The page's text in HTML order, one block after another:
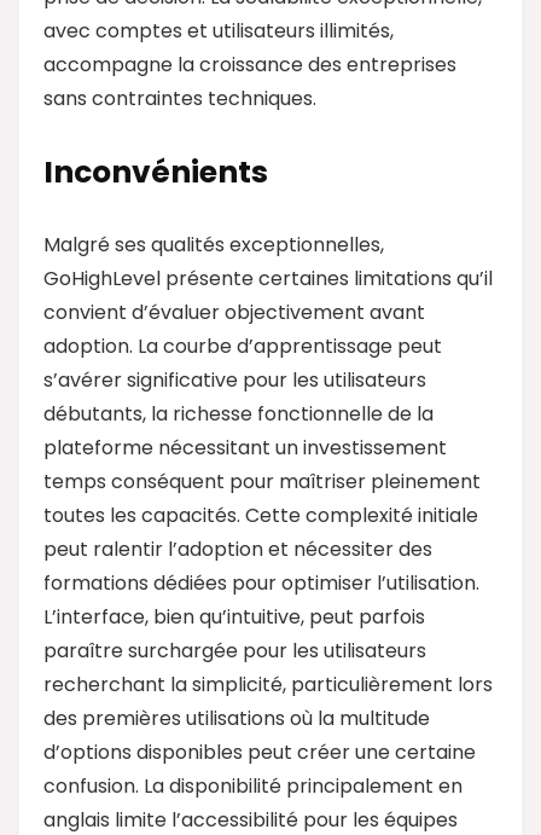
avec comptes et utilisateurs illimités,
accompagne la croissance des entreprises
sans contraintes techniques.
Inconvénients
Malgré ses qualités exceptionnelles,
GoHighLevel présente certaines limitations qu’il
convient d’évaluer objectivement avant
adoption. La courbe d’apprentissage peut
s’avérer significative pour les utilisateurs
débutants, la richesse fonctionnelle de la
plateforme nécessitant un investissement
temps conséquent pour maîtriser pleinement
toutes les capacités. Cette complexité initiale
peut ralentir l’adoption et nécessiter des
formations dédiées pour optimiser l’utilisation.
L’interface, bien qu’intuitive, peut parfois
paraître surchargée pour les utilisateurs
recherchant la simplicité, particulièrement lors
des premières utilisations où la multitude
d’options disponibles peut créer une certaine
confusion. La disponibilité principalement en
anglais limite l’accessibilité pour les équipes